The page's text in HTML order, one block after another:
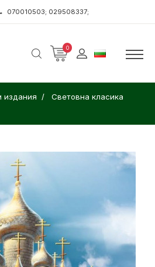
070010503; 029508337;
0
издания Световна класика